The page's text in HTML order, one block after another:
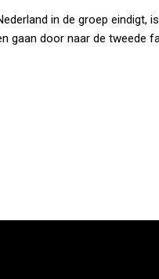
in de groep eindigt,
gaan door naar de tweede